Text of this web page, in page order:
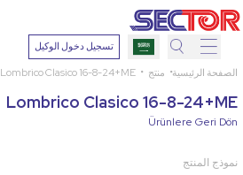
تسجيل دخول الوكيل
بحث
الصفحة الرئيسية منتج Lombrico Clasico 16-8-24+ME
Lombrico Clasico 16-8-24+ME
Ürünlere Geri Dön
نموذج المنتج